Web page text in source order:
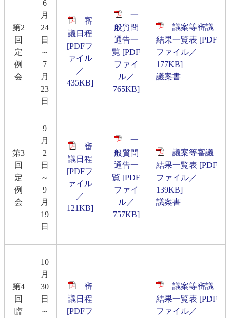
第2
回
定
例
会
6
月
24
日
～
7
月
23
日
審
議日程
[PDFフ
ァイル
／
435KB]
一
般質問
通告一
覧 [PDF
ファイ
ル／
765KB]
議案等審議
結果一覧表 [PDF
ファイル／
177KB]
議案書
第3
回
定
例
会
9
月
2
日
～
9
月
19
日
審
議日程
[PDFフ
ァイル
／
121KB]
一
般質問
通告一
覧 [PDF
ファイ
ル／
757KB]
議案等審議
結果一覧表 [PDF
ファイル／
139KB]
議案書
第4
回
臨
10
月
30
日
～
審
議日程
[PDFフ
議案等審議
結果一覧表 [PDF
ファイル／